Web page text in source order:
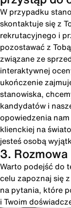
W przypadku
skontaktuje się z
rekrutacyjnego i
pozostawać z
związane ze
interaktywnej
ukończenie
stanowiska,
kandydatów i
opowiedzenia
klienckiej na
jesteś osobą
3.
Warto podejść do
celu zapoznaj się
na pytania, które
i Twoim